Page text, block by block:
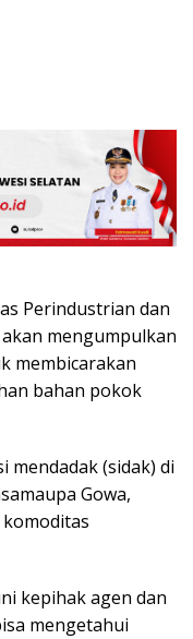
Perindustrian dan
mengumpulkan
membicarakan
bahan pokok
mendadak (sidak) di
Gowa,
komoditas
kepihak agen dan
mengetahui